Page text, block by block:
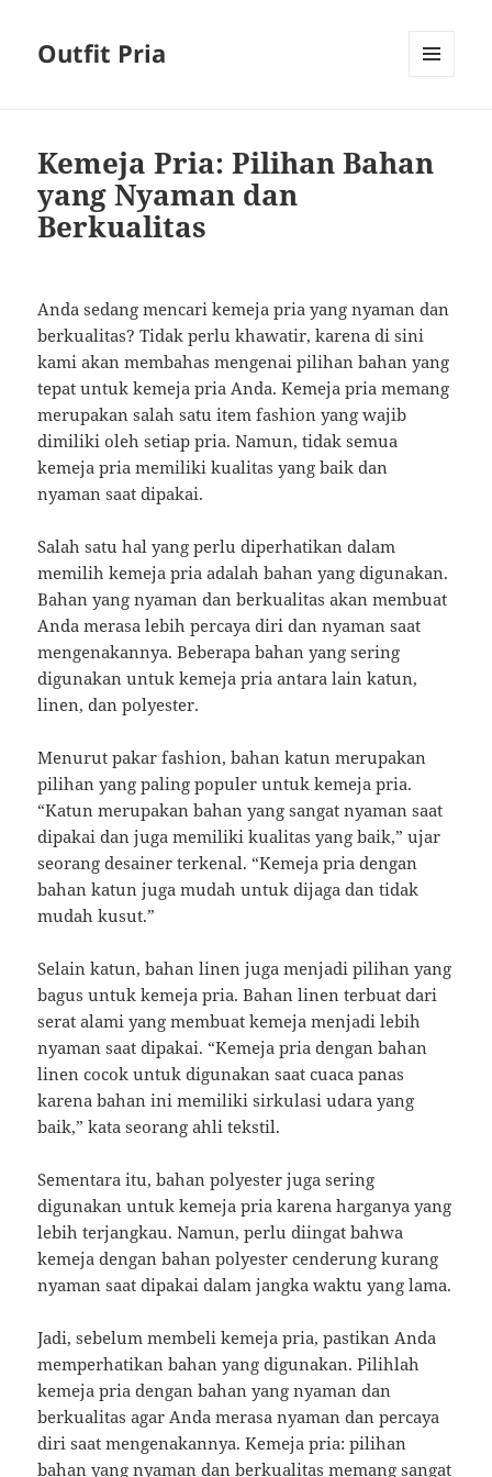
Outfit Pria
Kemeja Pria: Pilihan Bahan
yang Nyaman dan
Berkualitas
Anda sedang mencari kemeja pria yang nyaman dan
berkualitas? Tidak perlu khawatir, karena di sini
kami akan membahas mengenai pilihan bahan yang
tepat untuk kemeja pria Anda. Kemeja pria memang
merupakan salah satu item fashion yang wajib
dimiliki oleh setiap pria. Namun, tidak semua
kemeja pria memiliki kualitas yang baik dan
nyaman saat dipakai.
Salah satu hal yang perlu diperhatikan dalam
memilih kemeja pria adalah bahan yang digunakan.
Bahan yang nyaman dan berkualitas akan membuat
Anda merasa lebih percaya diri dan nyaman saat
mengenakannya. Beberapa bahan yang sering
digunakan untuk kemeja pria antara lain katun,
linen, dan polyester.
Menurut pakar fashion, bahan katun merupakan
pilihan yang paling populer untuk kemeja pria.
“Katun merupakan bahan yang sangat nyaman saat
dipakai dan juga memiliki kualitas yang baik,” ujar
seorang desainer terkenal. “Kemeja pria dengan
bahan katun juga mudah untuk dijaga dan tidak
mudah kusut.”
Selain katun, bahan linen juga menjadi pilihan yang
bagus untuk kemeja pria. Bahan linen terbuat dari
serat alami yang membuat kemeja menjadi lebih
nyaman saat dipakai. “Kemeja pria dengan bahan
linen cocok untuk digunakan saat cuaca panas
karena bahan ini memiliki sirkulasi udara yang
baik,” kata seorang ahli tekstil.
Sementara itu, bahan polyester juga sering
digunakan untuk kemeja pria karena harganya yang
lebih terjangkau. Namun, perlu diingat bahwa
kemeja dengan bahan polyester cenderung kurang
nyaman saat dipakai dalam jangka waktu yang lama.
Jadi, sebelum membeli kemeja pria, pastikan Anda
memperhatikan bahan yang digunakan. Pilihlah
kemeja pria dengan bahan yang nyaman dan
berkualitas agar Anda merasa nyaman dan percaya
diri saat mengenakannya. Kemeja pria: pilihan
bahan yang nyaman dan berkualitas memang sangat